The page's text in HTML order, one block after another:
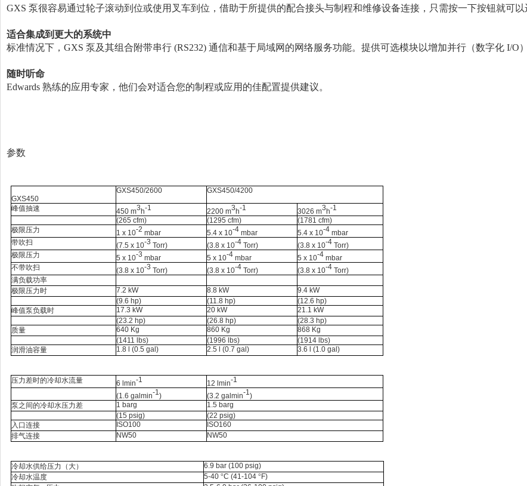
GXS 泵很容易通过轮子滚动到位或使用叉车到位，借助于所提供的配合接头与制程和维修设备连接，只需按一下按钮就可以运行
适合集成到更大的系统中
标准情况下，GXS 泵及其组合附带串行 (RS232) 通信和基于局域网的网络服务功能。提供可选模块以增加并行（数字化 I/O）
随时听命
Edwards 熟练的应用专家，他们会对适合您的制程或应用的佳配置提供建议。
参数
GXS450
GXS450/2600 GXS450/4200
峰值抽速 450 m3h-1 2200 m3h-1 3026 m3h-1
(265 cfm)
(1295 cfm)
(1781 cfm)
极限压力
1 x 10-2 mbar 5.4 x 10-4 mbar 5.4 x 10-4 mbar
带吹扫
(7.5 x 10-3 Torr) (3.8 x 10-4 Torr) (3.8 x 10-4 Torr)
极限压力
5 x 10-3 mbar 5 x 10-4 mbar 5 x 10-4 mbar
不带吹扫
(3.8 x 10-3 Torr) (3.8 x 10-4 Torr) (3.8 x 10-4 Torr)
满负载功率
极限压力时
7.2 kW 8.8 kW
9.4 kW
(9.6 hp)
(11.8 hp)
(12.6 hp)
峰值泵负载时
17.3 kW 20 kW
21.1 kW
(23.2 hp)
(26.8 hp)
(28.3 hp)
质量
640 Kg 860 Kg
868 Kg
(1411 lbs)
(1996 lbs)
(1914 lbs)
润滑油容量
1.8 l (0.5 gal) 2.5 l (0.7 gal) 3.6 l (1.0 gal)
压力差时的冷却水流量 6 lmin-1 12 lmin-1
(1.6 galmin-1) (3.2 galmin-1)
泵之间的冷却水压力差
1 barg
1.5 barg
(15 psig)
(22 psig)
入口连接
ISO100
ISO160
排气连接
NW50 NW50
冷却水供给压力（大）
6.9 bar (100 psig)
冷却水温度
5-40°C (41-104° F)